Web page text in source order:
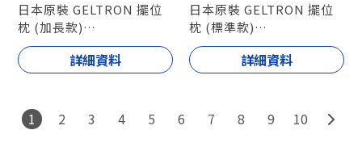
日本原裝 GELTRON 擺位
枕 (加長款)
型號 : GTC-THL / GTC-
THLB
詳細資料
日本原裝 GELTRON 擺位
枕 (標準款)
型號 : GTC-TH / GTC-
THB
詳細資料
1 2 3 4 5 6 7 8 9 10